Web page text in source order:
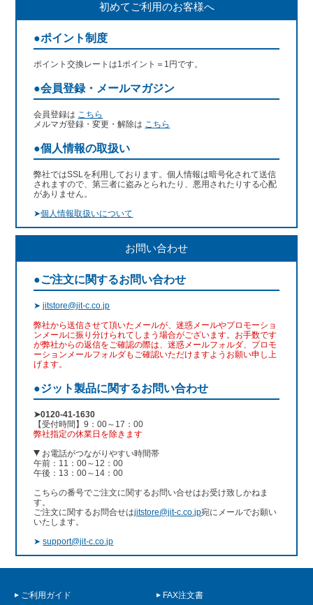
初めてご利用のお客様へ
●ポイント制度
ポイント交換レートは1ポイント＝1円です。
●会員登録・メールマガジン
会員登録は こちら
メルマガ登録・変更・解除は こちら
●個人情報の取扱い
弊社ではSSLを利用しております。個人情報は暗号化されて送信
されますので、第三者に盗みとられたり、悪用されたりする心配
がありません。
➤個人情報取扱いについて
お問い合わせ
●ご注文に関するお問い合わせ
➤jitstore@jit-c.co.jp
弊社から送信させて頂いたメールが、迷惑メールやプロモーショ
ンメールに振り分けられてしまう場合がございます。お手数です
が弊社からの返信をご確認の際は、迷惑メールフォルダ、プロモ
ーションメールフォルダもご確認いただけますようお願い申し上
げます。
●ジット製品に関するお問い合わせ
➤0120-41-1630
【受付時間】9：00～17：00
弊社指定の休業日を除きます
お電話がつながりやすい時間帯
午前：11：00～12：00
午後：13：00～14：00
こちらの番号でご注文に関するお問い合せはお受け致しかねま
す。
ご注文に関するお問合せはjitstore@jit-c.co.jp宛にメールでお願い
いたします。
➤support@jit-c.co.jp
ご利用ガイド FAX注文書